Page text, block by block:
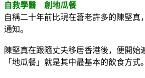
自救學醫 創地瓜餐
自稱二十年前比現在蒼老許多的陳堅
通知。
陳堅真在跟隨丈夫移居香港後，便開
「地瓜餐」就是其中最基本的飲食方式。